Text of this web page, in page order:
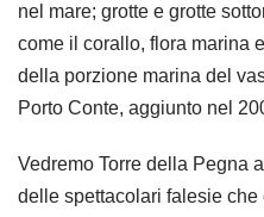
nel mare; grotte e grotte
come il corallo, flora marina
della porzione marina del
Porto Conte, aggiunto nel
Vedremo Torre della Pegna
delle spettacolari falesie che